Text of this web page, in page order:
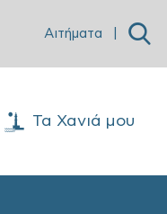
Αιτήματα
Τα Χανιά μου